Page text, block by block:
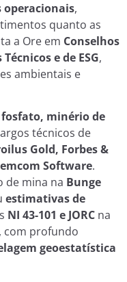
operacionais,
quanto as
a Ore em Conselhos
e de ESG,
ambientais e
minério de
técnicos de
Gold, Forbes &
Software.
de mina na Bunge
estimativas de
NI 43-101 e JORC na
com profundo
geoestatística